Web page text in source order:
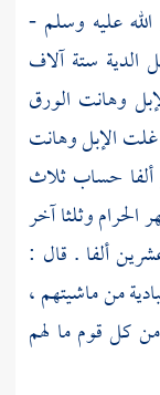
عليه وسلم -
الدية ستة آلاف
وهانت الورق
الإبل وهانت
ألفا حساب ثلاث
الحرام وثلثا آخر
ألفا . قال :
من ماشيتهم ،
كل قوم ما لهم